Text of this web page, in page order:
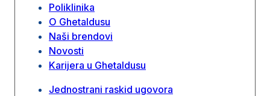
Poliklinika
O Ghetaldusu
Naši brendovi
Novosti
Karijera u Ghetaldusu
Jednostrani raskid ugovora